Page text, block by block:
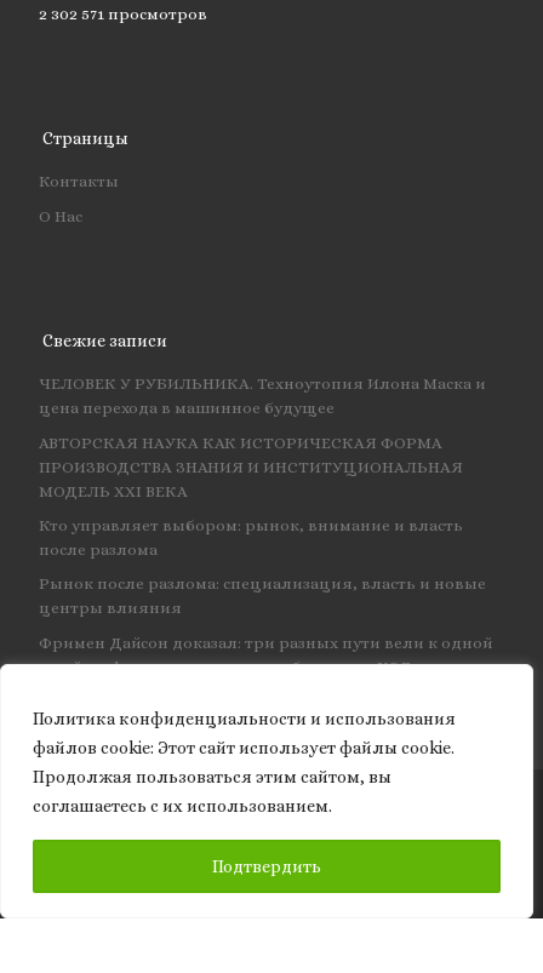
Политика конфиденциальности и использования
файлов сookie: Этот сайт использует файлы cookie.
Продолжая пользоваться этим сайтом, вы
соглашаетесь с их использованием.
Подтвердить
2 302 571 просмотров
Страницы
Контакты
О Нас
Свежие записи
ЧЕЛОВЕК У РУБИЛЬНИКА. Техноутопия Илона Маска и
цена перехода в машинное будущее
АВТОРСКАЯ НАУКА КАК ИСТОРИЧЕСКАЯ ФОРМА
ПРОИЗВОДСТВА ЗНАНИЯ И ИНСТИТУЦИОНАЛЬНАЯ
МОДЕЛЬ XXI ВЕКА
Кто управляет выбором: рынок, внимание и власть
после разлома
Рынок после разлома: специализация, власть и новые
центры влияния
Фримен Дайсон доказал: три разных пути вели к одной
и той же физике — и навсегда объединил КЭД
© 2026Granite of science– Все права защищены